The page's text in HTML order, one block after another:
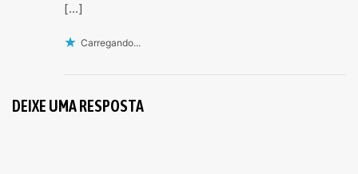
[…]
Carregando...
DEIXE UMA RESPOSTA